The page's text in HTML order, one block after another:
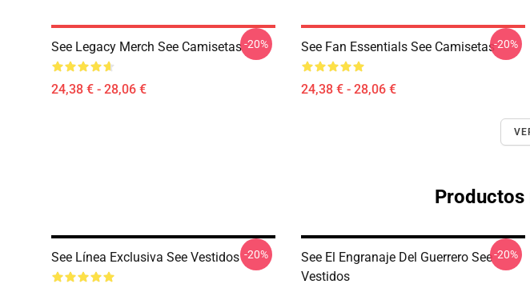
See Legacy Merch See Camisetas
24,38 € - 28,06 €
-20% See Fan Essentials See Camisetas
24,38 € - 28,06 €
-20%
See Línea Exclusiva See Vestidos -20%
See El Engranaje Del Guerrero See
Vestidos
-20%